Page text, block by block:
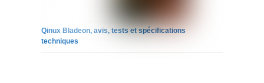
Qinux Bladeon, avis, tests et spécifications
techniques